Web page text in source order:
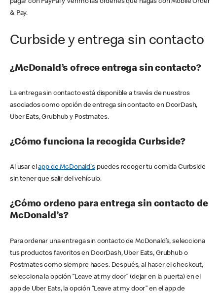
& Pay.
Curbside y entrega sin contacto
¿McDonald’s ofrece entrega sin contacto?
La entrega sin contacto está disponible a través de nuestros
asociados como opción de entrega sin contacto en DoorDash,
Uber Eats, Grubhub y Postmates.
¿Cómo funciona la recogida Curbside?
Al usar elapp de McDonald'spuedes recoger tu comida Curbside
sin tener que salir del vehículo.
¿Cómo ordeno para entrega sin contacto de
McDonald’s?
Para ordenar una entrega sin contacto de McDonald’s, selecciona
tus productos favoritos en DoorDash, Uber Eats, Grubhub o
Postmates como siempre haces. Después, al hacer el checkout,
selecciona la opción “Leave at my door” (dejar en la puerta) en el
app de Uber Eats, la opción “Leave at my door” en el app de